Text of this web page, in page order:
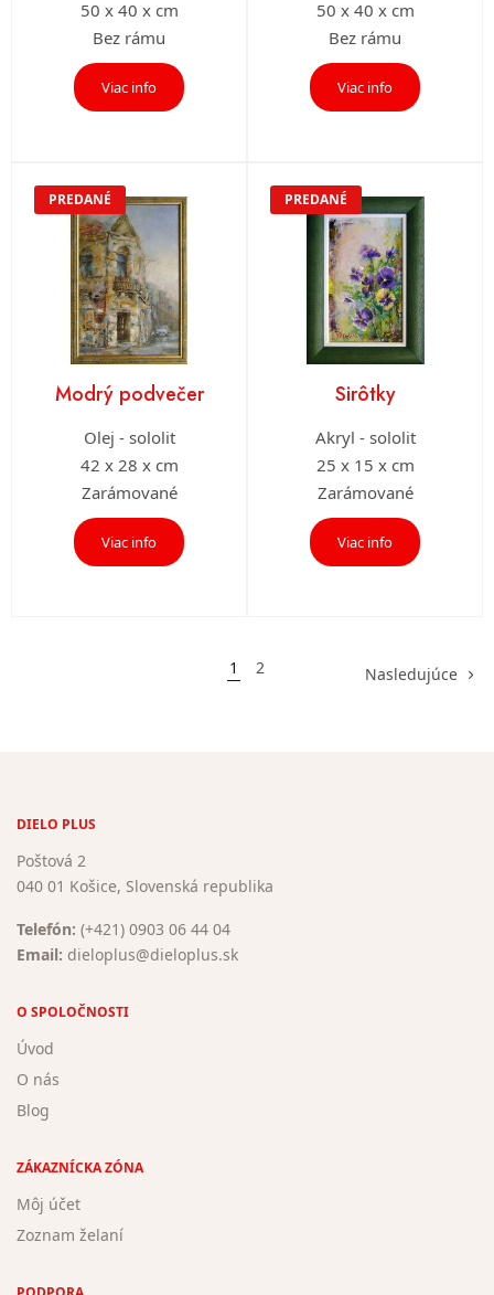
50 x 40 x cm
Bez rámu
Viac info
50 x 40 x cm
Bez rámu
Viac info
PREDANÉ
Modrý podvečer
Olej - sololit
42 x 28 x cm
Zarámované
Viac info
PREDANÉ
Sirôtky
Akryl - sololit
25 x 15 x cm
Zarámované
Viac info
1 2 Nasledujúce
DIELO PLUS
Poštová 2
040 01 Košice, Slovenská republika
Telefón: (+421) 0903 06 44 04
Email: dieloplus@dieloplus.sk
O SPOLOČNOSTI
Úvod
O nás
Blog
ZÁKAZNÍCKA ZÓNA
Môj účet
Zoznam želaní